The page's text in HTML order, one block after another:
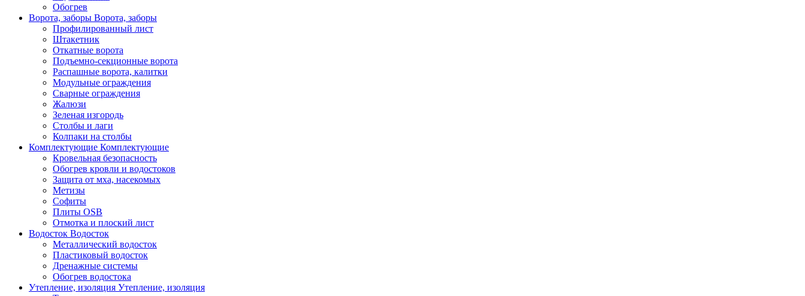
Обогрев
Ворота, заборы Ворота, заборы
Профилированный лист
Штакетник
Откатные ворота
Подъемно-секционные ворота
Распашные ворота, калитки
Модульные ограждения
Сварные ограждения
Жалюзи
Зеленая изгородь
Столбы и лаги
Колпаки на столбы
Комплектующие Комплектующие
Кровельная безопасность
Обогрев кровли и водостоков
Защита от мха, насекомых
Метизы
Софиты
Плиты OSB
Отмотка и плоский лист
Водосток Водосток
Металлический водосток
Пластиковый водосток
Дренажные системы
Обогрев водостока
Утепление, изоляция Утепление, изоляция